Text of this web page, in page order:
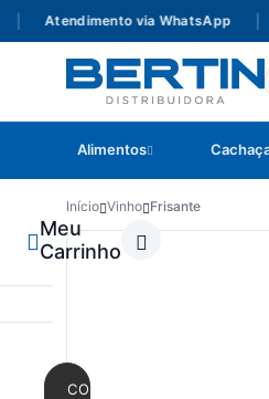
Atendimento via WhatsApp
Alimentos
Meu
Carrinho
CONTINUAR
Início Vinho Frisante